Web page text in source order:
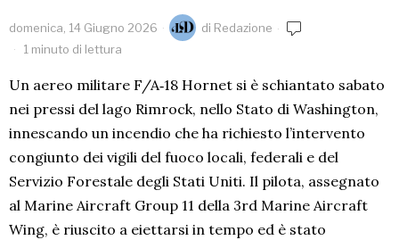
domenica, 14 Giugno 2026 di Redazione
1 minuto di lettura
Un aereo militare F/A‑18 Hornet si è schiantato sabato
nei pressi del lago Rimrock, nello Stato di Washington,
innescando un incendio che ha richiesto l’intervento
congiunto dei vigili del fuoco locali, federali e del
Servizio Forestale degli Stati Uniti. Il pilota, assegnato
al Marine Aircraft Group 11 della 3rd Marine Aircraft
Wing, è riuscito a eiettarsi in tempo ed è stato